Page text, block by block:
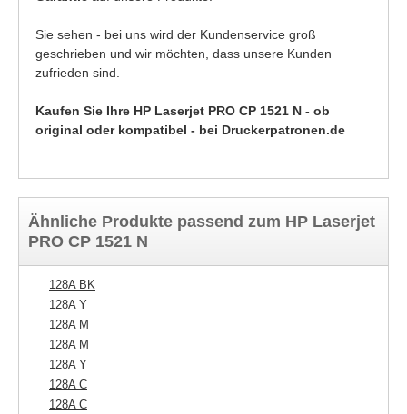
Sie sehen - bei uns wird der Kundenservice groß
geschrieben und wir möchten, dass unsere Kunden
zufrieden sind.
Kaufen Sie Ihre HP Laserjet PRO CP 1521 N - ob
original oder kompatibel - bei Druckerpatronen.de
Ähnliche Produkte passend zum HP Laserjet
PRO CP 1521 N
128A BK
128A Y
128A M
128A M
128A Y
128A C
128A C